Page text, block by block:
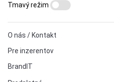
O nás / Kontakt
Pre inzerentov
BrandIT
Tmavý režim